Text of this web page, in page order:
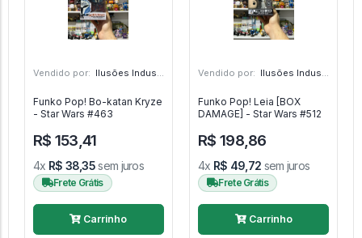
Vendido por: Ilusões Industriais - CE
Funko Pop! Bo-katan Kryze
- Star Wars #463
R$ 153,41
4x R$ 38,35sem juros
Frete Grátis
Carrinho
Vendido por: Ilusões Industriais - CE
Funko Pop! Leia [BOX
DAMAGE] - Star Wars #512
R$ 198,86
4x R$ 49,72 sem juros
Frete Grátis
Carrinho